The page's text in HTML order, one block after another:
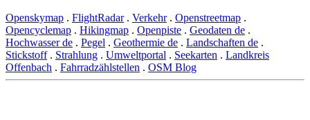
Openskymap . FlightRadar. Verkehr. Openstreetmap .
Opencyclemap . Hikingmap . Openpiste . Geodaten de .
Hochwasser de . Pegel . Geothermie de . Landschaften de .
Stickstoff. Strahlung . Umweltportal . Seekarten . Landkreis
Offenbach . Fahrradzählstellen . OSM Blog